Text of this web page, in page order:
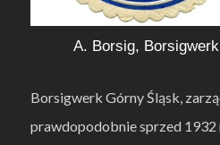
A. Borsig, Borsigwerk
Borsigwerk Górny Śląsk,
prawdopodobnie sprzed 1932